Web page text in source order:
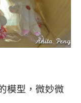
模型，微妙微